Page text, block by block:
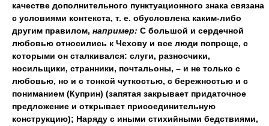
качестве дополнительного пунктуационного знака связана
с условиями контекста, т. е. обусловлена каким-либо
другим правилом, например: С большой и сердечной
любовью относились к Чехову и все люди попроще, с
которыми он сталкивался: слуги, разносчики,
носильщики, странники, почтальоны, – и не только с
любовью, но и с тонкой чуткостью, с бережностью и с
пониманием (Куприн) (запятая закрывает придаточное
предложение и открывает присоединительную
конструкцию); Наряду с иными стихийными бедствиями,